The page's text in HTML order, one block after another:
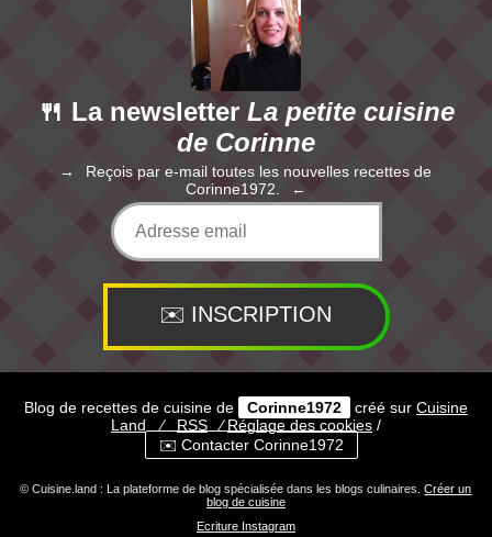
🍴 La newsletter La petite cuisine
de Corinne
Reçois par e-mail toutes les nouvelles recettes de
Corinne1972.
Blog de recettes de cuisine de Corinne1972 créé sur Cuisine
Land
⁄ RSS ⁄Réglage des cookies /
✉️ Contacter Corinne1972
© Cuisine.land : La plateforme de blog spécialisée dans les blogs culinaires.Créer un
blog de cuisine
Ecriture Instagram